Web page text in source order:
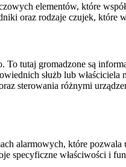
elementów, które
oraz rodzaje czujek, które
To tutaj gromadzone są
służb lub właściciela
sterowania różnymi
alarmowych, które
specyficzne właściwości i